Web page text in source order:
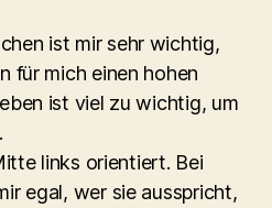
ist mir sehr wichtig,
für mich einen hohen
ist viel zu wichtig, um
links orientiert. Bei
egal, wer sie ausspricht,